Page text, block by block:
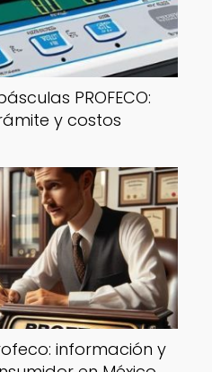
PROFECO:
y costos
información y